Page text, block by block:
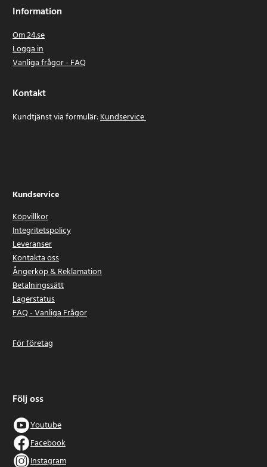
Information
Om 24.se
Logga in
Vanliga frågor - FAQ
Kontakt
Kundtjänst via formulär:Kundservice
Kundservice
Köpvillkor
Integritetspolicy
Leveranser
Kontakta oss
Ångerköp & Reklamation
Betalningssätt
Lagerstatus
FAQ - Vanliga Frågor
För företag
Följ oss
Youtube
Facebook
Instagram